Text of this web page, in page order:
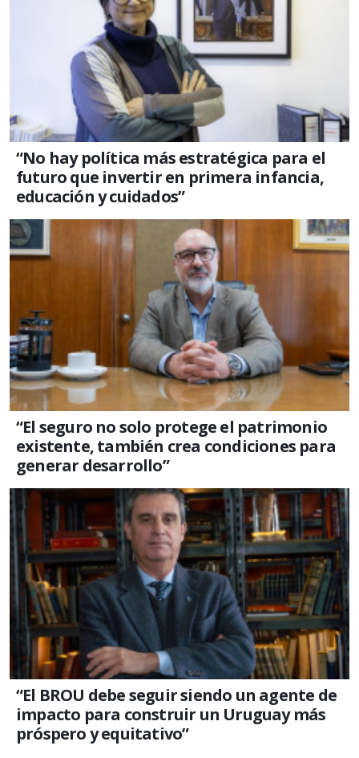
“No hay política más estratégica para el
futuro que invertir en primera infancia,
educación y cuidados”
“El seguro no solo protege el patrimonio
existente, también crea condiciones para
generar desarrollo”
“El BROU debe seguir siendo un agente de
impacto para construir un Uruguay más
próspero y equitativo”